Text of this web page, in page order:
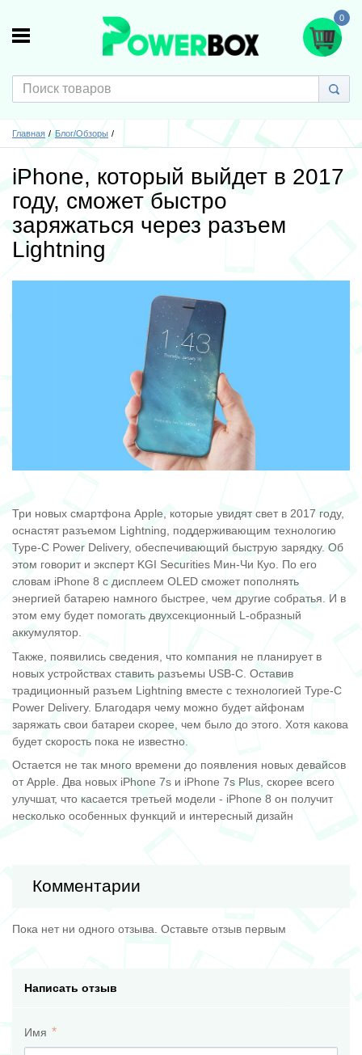
0
Главная Блог/Обзоры
iPhone, который выйдет в 2017
году, сможет быстро
заряжаться через разъем
Lightning
Три новых смартфона Apple, которые увидят свет в 2017 году,
оснастят разъемом Lightning, поддерживающим технологию
Type-C Power Delivery, обеспечивающий быструю зарядку. Об
этом говорит и эксперт KGI Securities Мин-Чи Куо. По его
словам iPhone 8 с дисплеем OLED сможет пополнять
энергией батарею намного быстрее, чем другие собратья. И в
этом ему будет помогать двухсекционный L-образный
аккумулятор.
Также, появились сведения, что компания не планирует в
новых устройствах ставить разъемы USB-C. Оставив
традиционный разъем Lightning вместе с технологией Type-C
Power Delivery. Благодаря чему можно будет айфонам
заряжать свои батареи скорее, чем было до этого. Хотя какова
будет скорость пока не известно.
Остается не так много времени до появления новых девайсов
от Apple. Два новых iPhone 7s и iPhone 7s Plus, скорее всего
улучшат, что касается третьей модели - iPhone 8 он получит
несколько особенных функций и интересный дизайн
Комментарии
Пока нет ни одного отзыва. Оставьте отзыв первым
Написать отзыв
Имя